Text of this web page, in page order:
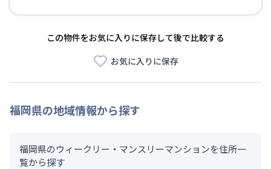
この物件をお気に入りに保存して後で比較する
お気に入りに保存
福岡県の地域情報から探す
福岡県のウィークリー・マンスリーマンションを住所一
覧から探す